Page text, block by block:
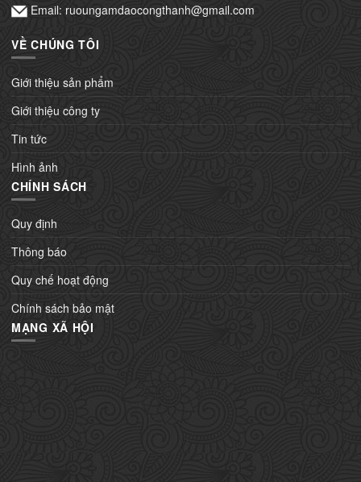
Email: ruoungamdaocongthanh@gmail.com
VỀ CHÚNG TÔI
Giới thiệu sản phẩm
Giới thiệu công ty
Tin tức
Hình ảnh
CHÍNH SÁCH
Quy định
Thông báo
Quy chế hoạt động
Chính sách bảo mật
MẠNG XÃ HỘI